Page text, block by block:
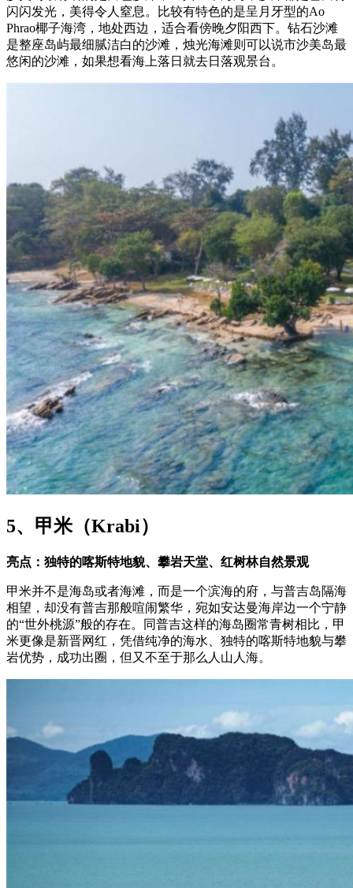
闪闪发光，美得令人窒息。比较有特色的是呈月牙型的Ao
Phrao椰子海湾，地处西边，适合看傍晚夕阳西下。钻石沙滩
是整座岛屿最细腻洁白的沙滩，烛光海滩则可以说市沙美岛最
悠闲的沙滩，如果想看海上落日就去日落观景台。
5、甲米（Krabi）
亮点：独特的喀斯特地貌、攀岩天堂、红树林自然景观
甲米并不是海岛或者海滩，而是一个滨海的府，与普吉岛隔海
相望，却没有普吉那般喧闹繁华，宛如安达曼海岸边一个宁静
的“世外桃源”般的存在。同普吉这样的海岛圈常青树相比，甲
米更像是新晋网红，凭借纯净的海水、独特的喀斯特地貌与攀
岩优势，成功出圈，但又不至于那么人山人海。